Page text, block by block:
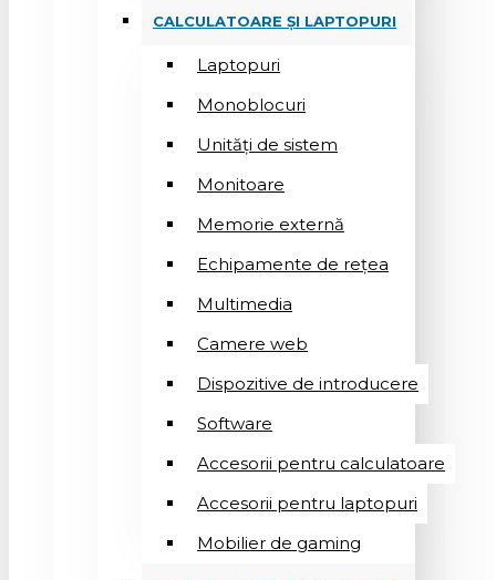
CALCULATOARE ȘI LAPTOPURI
Laptopuri
Monoblocuri
Unități de sistem
Monitoare
Memorie externă
Echipamente de rețea
Multimedia
Camere web
Dispozitive de introducere
Software
Accesorii pentru calculatoare
Accesorii pentru laptopuri
Mobilier de gaming